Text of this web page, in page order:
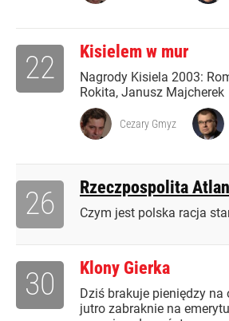
Kisielem w mur
Nagrody Kisiela 2003:
Rokita, Janusz Majcherek
22
Cezary Gmyz
Rzeczpospolita
Czym jest polska racja
26
Klony Gierka
Dziś brakuje pieniędzy na
jutro zabraknie na
30